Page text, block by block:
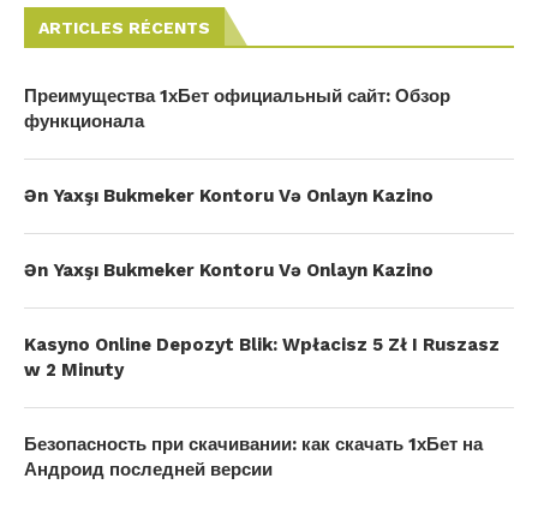
ARTICLES RÉCENTS
Преимущества 1хБет официальный сайт: Обзор
функционала
Ən Yaxşı Bukmeker Kontoru Və Onlayn Kazino
Ən Yaxşı Bukmeker Kontoru Və Onlayn Kazino
Kasyno Online Depozyt Blik: Wpłacisz 5 Zł I Ruszasz
w 2 Minuty
Безопасность при скачивании: как скачать 1хБет на
Андроид последней версии